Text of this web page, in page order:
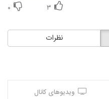
۳ ۰
نظرات
ویدیوهای کانال